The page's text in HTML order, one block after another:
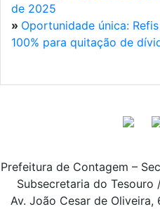
de 2025
» Oportunidade única:
100% para quitação de
Prefeitura de Contagem –
Subsecretaria do Tesouro
Av. João Cesar de Oliveira,